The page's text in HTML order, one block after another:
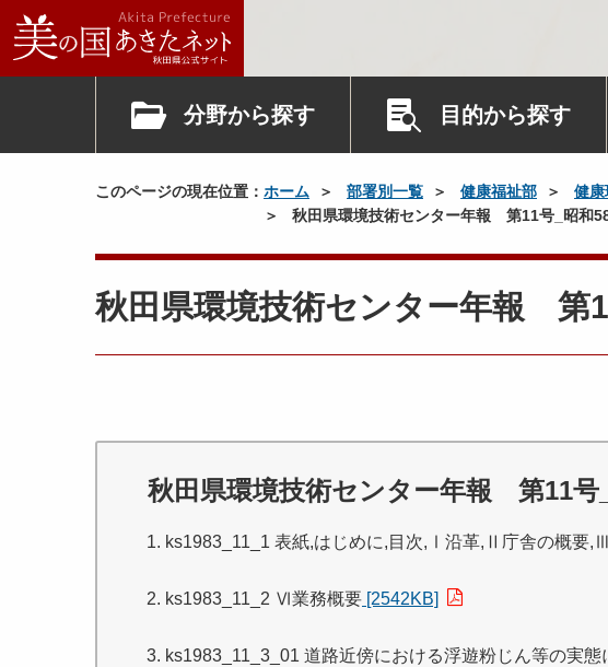
分野から探す 目的から探す
このページの現在位置： ホーム 部署別一覧 健康福祉部 健康
秋田県環境技術センター年報 第11号_昭和
秋田県環境技術センター年報 第
秋田県環境技術センター年報 第11号
ks1983_11_1 表紙,はじめに,目次,Ⅰ沿革,Ⅱ庁舎の概要
ks1983_11_2 Ⅵ業務概要 [2542KB]
ks1983_11_3_01 道路近傍における浮遊粉じん等の実態